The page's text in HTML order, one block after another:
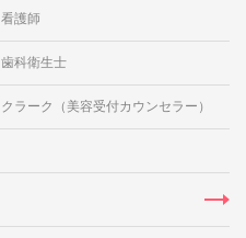
看護師
歯科衛生士
クラーク（美容受付カウンセラー）